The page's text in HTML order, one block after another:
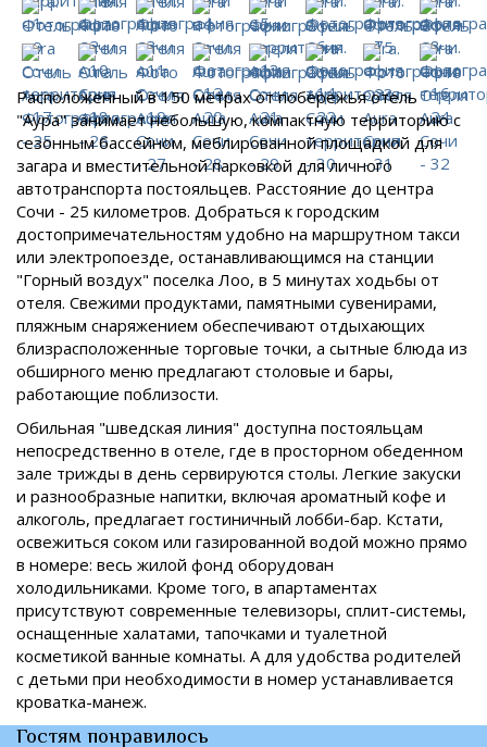
Расположенный в 150 метрах от побережья отель
"Аура" занимает небольшую, компактную территорию с
сезонным бассейном, меблированной площадкой для
загара и вместительной парковкой для личного
автотранспорта постояльцев. Расстояние до центра
Сочи - 25 километров. Добраться к городским
достопримечательностям удобно на маршрутном такси
или электропоезде, останавливающимся на станции
"Горный воздух" поселка Лоо, в 5 минутах ходьбы от
отеля. Свежими продуктами, памятными сувенирами,
пляжным снаряжением обеспечивают отдыхающих
близрасположенные торговые точки, а сытные блюда из
обширного меню предлагают столовые и бары,
работающие поблизости.
Обильная "шведская линия" доступна постояльцам
непосредственно в отеле, где в просторном обеденном
зале трижды в день сервируются столы. Легкие закуски
и разнообразные напитки, включая ароматный кофе и
алкоголь, предлагает гостиничный лобби-бар. Кстати,
освежиться соком или газированной водой можно прямо
в номере: весь жилой фонд оборудован
холодильниками. Кроме того, в апартаментах
присутствуют современные телевизоры, сплит-системы,
оснащенные халатами, тапочками и туалетной
косметикой ванные комнаты. А для удобства родителей
с детьми при необходимости в номер устанавливается
кроватка-манеж.
Гостям понравилось